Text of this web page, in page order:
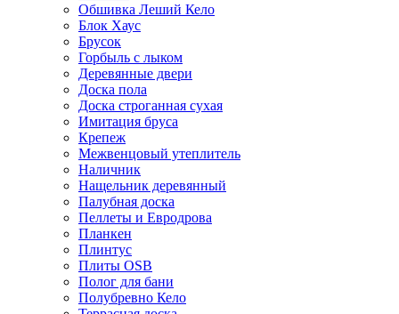
Обшивка Леший Кело
Блок Хаус
Брусок
Горбыль с лыком
Деревянные двери
Доска пола
Доска строганная сухая
Имитация бруса
Крепеж
Межвенцовый утеплитель
Наличник
Нащельник деревянный
Палубная доска
Пеллеты и Евродрова
Планкен
Плинтус
Плиты OSB
Полог для бани
Полубревно Кело